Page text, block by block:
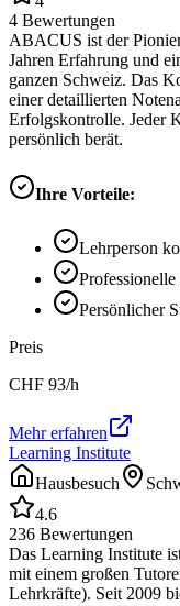
4 Bewertungen
ABACUS ist der
Jahren Erfahrung und
ganzen Schweiz. Das
einer detaillierten
Erfolgskontrolle. Jeder
persönlich berät.
Ihre Vorteile:
Lehrperson
Persönlicher
Preis
CHF 93/h
Mehr erfahren
Learning Institute
Hausbesuch
4.6
236 Bewertungen
Das Learning Institute
mit einem großen
Lehrkräfte). Seit 2009